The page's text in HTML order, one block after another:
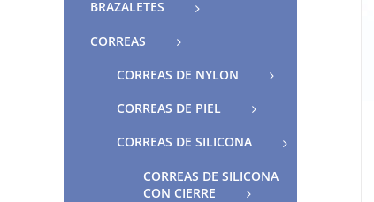
BRAZALETES
CORREAS
CORREAS DE NYLON
CORREAS DE PIEL
CORREAS DE SILICONA
CORREAS DE SILICONA
CON CIERRE